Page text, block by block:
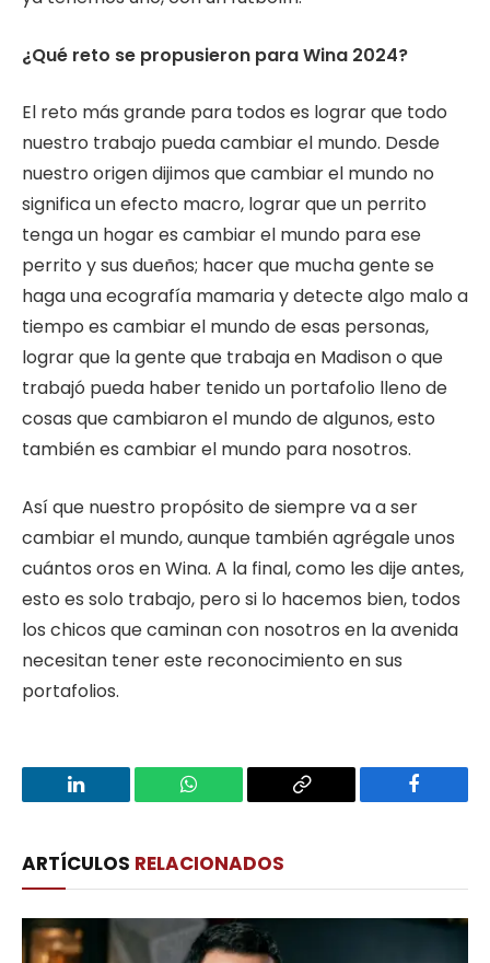
¿Qué reto se propusieron para Wina 2024?
El reto más grande para todos es lograr que todo
nuestro trabajo pueda cambiar el mundo. Desde
nuestro origen dijimos que cambiar el mundo no
significa un efecto macro, lograr que un perrito
tenga un hogar es cambiar el mundo para ese
perrito y sus dueños; hacer que mucha gente se
haga una ecografía mamaria y detecte algo malo a
tiempo es cambiar el mundo de esas personas,
lograr que la gente que trabaja en Madison o que
trabajó pueda haber tenido un portafolio lleno de
cosas que cambiaron el mundo de algunos, esto
también es cambiar el mundo para nosotros.
Así que nuestro propósito de siempre va a ser
cambiar el mundo, aunque también agrégale unos
cuántos oros en Wina. A la final, como les dije antes,
esto es solo trabajo, pero si lo hacemos bien, todos
los chicos que caminan con nosotros en la avenida
necesitan tener este reconocimiento en sus
portafolios.
LinkedIn WhatsApp
Copy
Facebook
ARTÍCULOS RELACIONADOS